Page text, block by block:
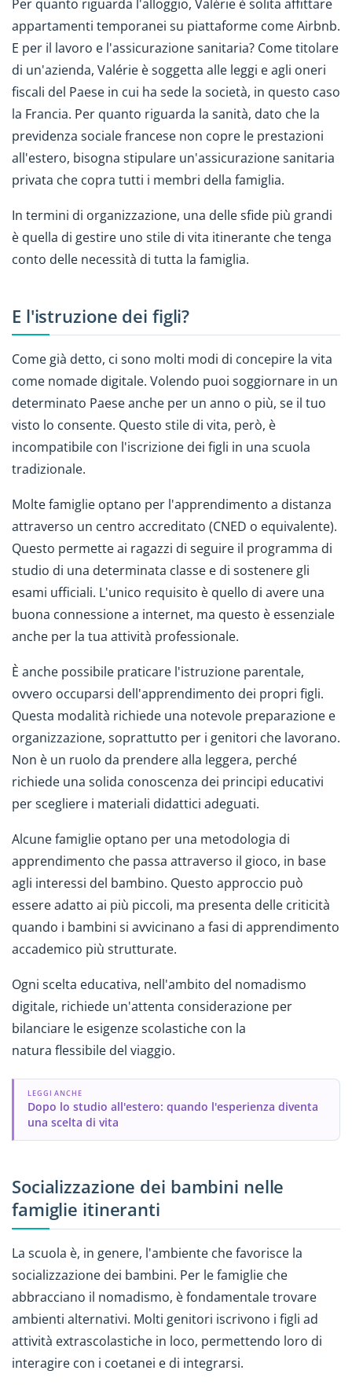
Per quanto riguarda l'alloggio, Valérie è solita affittare
appartamenti temporanei su piattaforme come Airbnb.
E per il lavoro e l'assicurazione sanitaria? Come titolare
di un'azienda, Valérie è soggetta alle leggi e agli oneri
fiscali del Paese in cui ha sede la società, in questo caso
la Francia. Per quanto riguarda la sanità, dato che la
previdenza sociale francese non copre le prestazioni
all'estero, bisogna stipulare un'assicurazione sanitaria
privata che copra tutti i membri della famiglia.
In termini di organizzazione, una delle sfide più grandi
è quella di gestire uno stile di vita itinerante che tenga
conto delle necessità di tutta la famiglia.
E l'istruzione dei figli?
Come già detto, ci sono molti modi di concepire la vita
come nomade digitale. Volendo puoi soggiornare in un
determinato Paese anche per un anno o più, se il tuo
visto lo consente. Questo stile di vita, però, è
incompatibile con l'iscrizione dei figli in una scuola
tradizionale.
Molte famiglie optano per l'apprendimento a distanza
attraverso un centro accreditato (CNED o equivalente).
Questo permette ai ragazzi di seguire il programma di
studio di una determinata classe e di sostenere gli
esami ufficiali. L'unico requisito è quello di avere una
buona connessione a internet, ma questo è essenziale
anche per la tua attività professionale.
È anche possibile praticare l'istruzione parentale,
ovvero occuparsi dell'apprendimento dei propri figli.
Questa modalità richiede una notevole preparazione e
organizzazione, soprattutto per i genitori che lavorano.
Non è un ruolo da prendere alla leggera, perché
richiede una solida conoscenza dei principi educativi
per scegliere i materiali didattici adeguati.
Alcune famiglie optano per una metodologia di
apprendimento che passa attraverso il gioco, in base
agli interessi del bambino. Questo approccio può
essere adatto ai più piccoli, ma presenta delle criticità
quando i bambini si avvicinano a fasi di apprendimento
accademico più strutturate.
Ogni scelta educativa, nell'ambito del nomadismo
digitale, richiede un'attenta considerazione per
bilanciare le esigenze scolastiche con la
natura flessibile del viaggio.
LEGGI ANCHE
Dopo lo studio all'estero: quando l'esperienza diventa
una scelta di vita
Socializzazione dei bambini nelle
famiglie itineranti
La scuola è, in genere, l'ambiente che favorisce la
socializzazione dei bambini. Per le famiglie che
abbracciano il nomadismo, è fondamentale trovare
ambienti alternativi. Molti genitori iscrivono i figli ad
attività extrascolastiche in loco, permettendo loro di
interagire con i coetanei e di integrarsi.